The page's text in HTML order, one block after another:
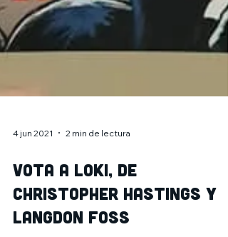
4 jun 2021 2 min de lectura